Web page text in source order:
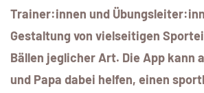
Trainer:innen und
Gestaltung von vielseitigen
Bällen jeglicher Art. Die App kann
und Papa dabei helfen, einen